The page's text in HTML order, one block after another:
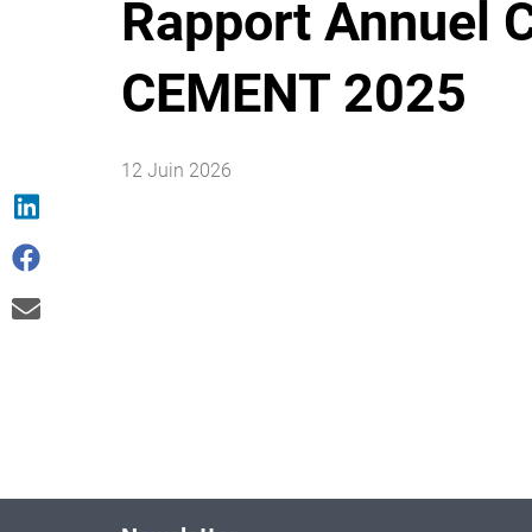
Rapport Annuel
CEMENT 2025
12 Juin 2026